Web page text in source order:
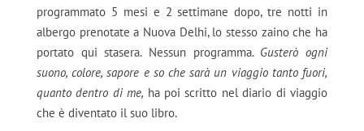
programmato 5 mesi e 2 settimane dopo, tre notti in
albergo prenotate a Nuova Delhi, lo stesso zaino che ha
portato qui stasera. Nessun programma. Gusterò ogni
suono, colore, sapore e so che sarà un viaggio tanto fuori,
quanto dentro di me, ha poi scritto nel diario di viaggio
che è diventato il suo libro.